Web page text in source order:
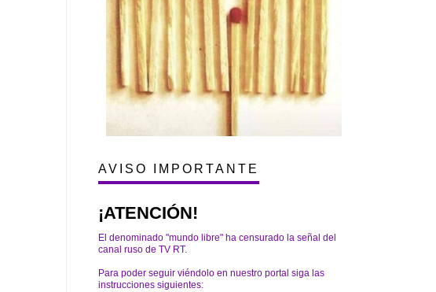
AVISO IMPORTANTE
¡ATENCIÓN!
El denominado "mundo libre" ha censurado la señal del
canal ruso de TV RT.
Para poder seguir viéndolo en nuestro portal siga las
instrucciones siguientes: